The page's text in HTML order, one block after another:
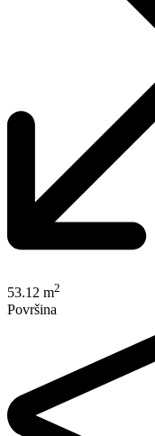
53.12 m2
Površina